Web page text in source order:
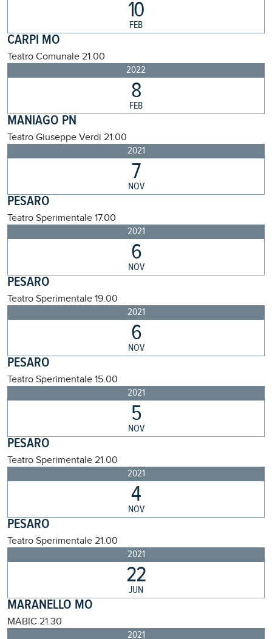
10
FEB
CARPI MO
Teatro Comunale 21.00
2022
8
FEB
MANIAGO PN
Teatro Giuseppe Verdi 21.00
2021
7
NOV
PESARO
Teatro Sperimentale 17.00
2021
6
NOV
PESARO
Teatro Sperimentale 19.00
2021
6
NOV
PESARO
Teatro Sperimentale 15.00
2021
5
NOV
PESARO
Teatro Sperimentale 21.00
2021
4
NOV
PESARO
Teatro Sperimentale 21.00
2021
22
JUN
MARANELLO MO
MABIC 21.30
2021